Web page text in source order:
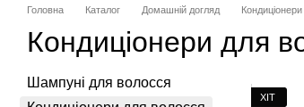
Головна Каталог Домашній догляд
Кондиціонери для
ХІТ
Шампуні для волосся